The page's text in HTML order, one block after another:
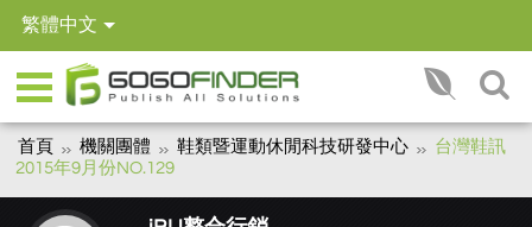
繁體中文
首頁 機關團體 鞋類暨運動休閒科技研發中心
台灣鞋訊
2015年9月份NO.129